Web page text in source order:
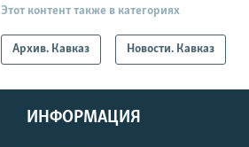
Этот контент также в категориях
Архив. Кавказ Новости. Кавказ
ИНФОРМАЦИЯ